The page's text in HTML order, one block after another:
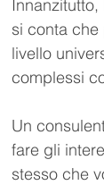
Innanzitutto,
si conta che
livello
complessi
Un
fare gli
stesso che